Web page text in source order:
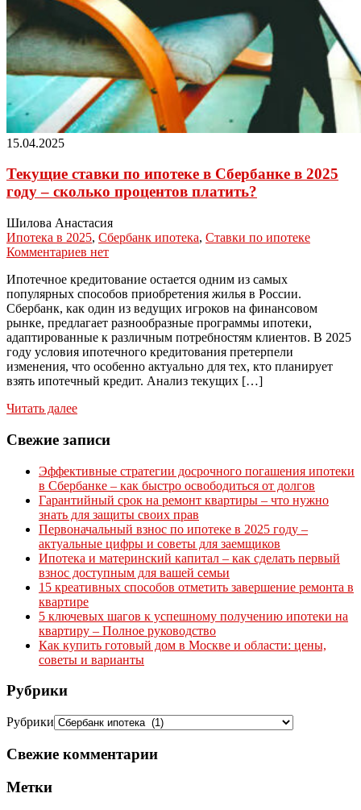
15.04.2025
Текущие ставки по ипотеке в Сбербанке в 2025
году – сколько процентов платить?
Шилова Анастасия
Ипотека в 2025, Сбербанк ипотека, Ставки по ипотеке
Комментариев нет
Ипотечное кредитование остается одним из самых
популярных способов приобретения жилья в России.
Сбербанк, как один из ведущих игроков на финансовом
рынке, предлагает разнообразные программы ипотеки,
адаптированные к различным потребностям клиентов. В 2025
году условия ипотечного кредитования претерпели
изменения, что особенно актуально для тех, кто планирует
взять ипотечный кредит. Анализ текущих […]
Читать далее
Свежие записи
Эффективные стратегии досрочного погашения ипотеки
в Сбербанке – как быстро освободиться от долгов
Гарантийный срок на ремонт квартиры – что нужно
знать для защиты своих прав
Первоначальный взнос по ипотеке в 2025 году –
актуальные цифры и советы для заемщиков
Ипотека и материнский капитал – как сделать первый
взнос доступным для вашей семьи
15 креативных способов отметить завершение ремонта в
квартире
5 ключевых шагов к успешному получению ипотеки на
квартиру – Полное руководство
Как купить готовый дом в Москве и области: цены,
советы и варианты
Рубрики
Рубрики
Свежие комментарии
Метки